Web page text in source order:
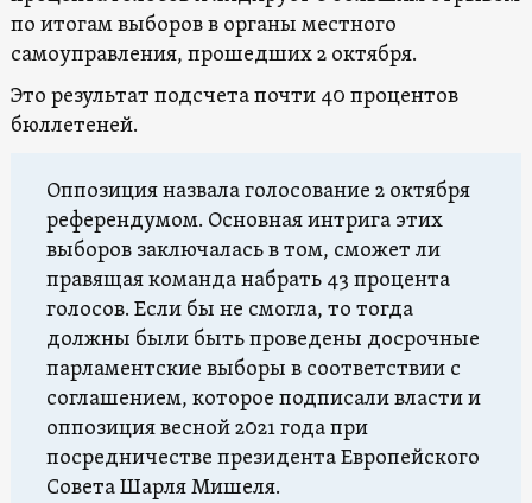
по итогам выборов в органы местного
самоуправления, прошедших 2 октября.
Это результат подсчета почти 40 процентов
бюллетеней.
Оппозиция назвала голосование 2 октября
референдумом. Основная интрига этих
выборов заключалась в том, сможет ли
правящая команда набрать 43 процента
голосов. Если бы не смогла, то тогда
должны были быть проведены досрочные
парламентские выборы в соответствии с
соглашением, которое подписали власти и
оппозиция весной 2021 года при
посредничестве президента Европейского
Совета Шарля Мишеля.